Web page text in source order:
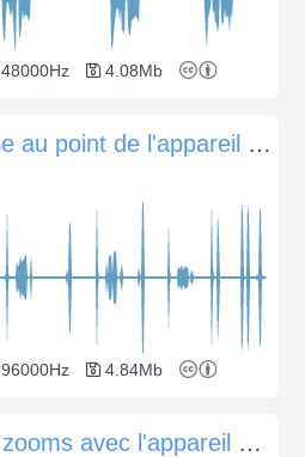
48000Hz 4.08Mb
Obturateur et mise au point de l'appareil photo Olympus SP-510UZ
96000Hz 4.84Mb
Quelques clics et zooms avec l'appareil photo Minolta Vectis-300 APS